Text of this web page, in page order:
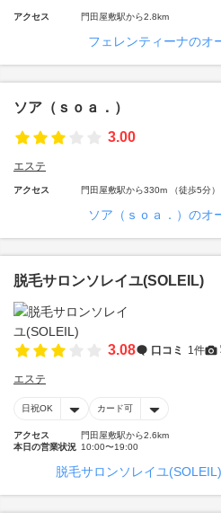
アクセス 門田屋敷駅から2.8km
フェレンティーナのオ
ソア（ｓｏａ．）
3.00
エステ
アクセス 門田屋敷駅から330m （徒歩5分）
ソア（ｓｏａ．）のオ
脱毛サロンソレイユ(SOLEIL)
3.08 口コミ 1件
エステ
日祝OK カード可
アクセス
門田屋敷駅から2.6km
本日の営業状況 10:00〜19:00
脱毛サロンソレイユ